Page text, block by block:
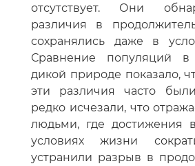
отсутствует. Они
различия в
сохранялись даже в
Сравнение популяций в
дикой природе показало,
эти различия часто
редко исчезали, что
людьми, где достижения
условиях жизни
устранили разрыв в